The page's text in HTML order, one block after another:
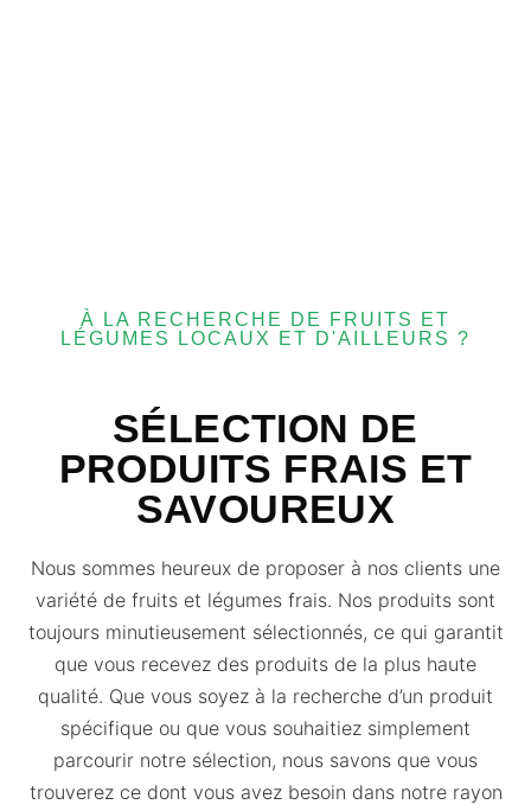
À LA RECHERCHE DE FRUITS ET
LÉGUMES LOCAUX ET D'AILLEURS ?
SÉLECTION DE
PRODUITS FRAIS ET
SAVOUREUX
Nous sommes heureux de proposer à nos clients une
variété de fruits et légumes frais. Nos produits sont
toujours minutieusement sélectionnés, ce qui garantit
que vous recevez des produits de la plus haute
qualité. Que vous soyez à la recherche d’un produit
spécifique ou que vous souhaitiez simplement
parcourir notre sélection, nous savons que vous
trouverez ce dont vous avez besoin dans notre rayon